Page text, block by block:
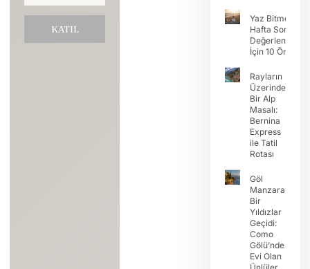
KATIL
Yaz Bitmeden
Hafta Sonunu
İçin 10 Öneri
Rayların
Üzerinde
Bir Alp
Masalı:
Bernina
Express
ile Tatil
Rotası
Göl
Manzaralı
Bir
Yıldızlar
Geçidi:
Como
Gölü’nde
Evi Olan